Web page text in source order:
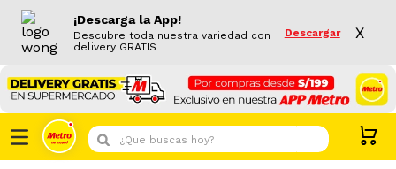
¡Descarga la App!
Descubre toda nuestra variedad con
delivery GRATIS
Descargar X
¿Que buscas hoy?